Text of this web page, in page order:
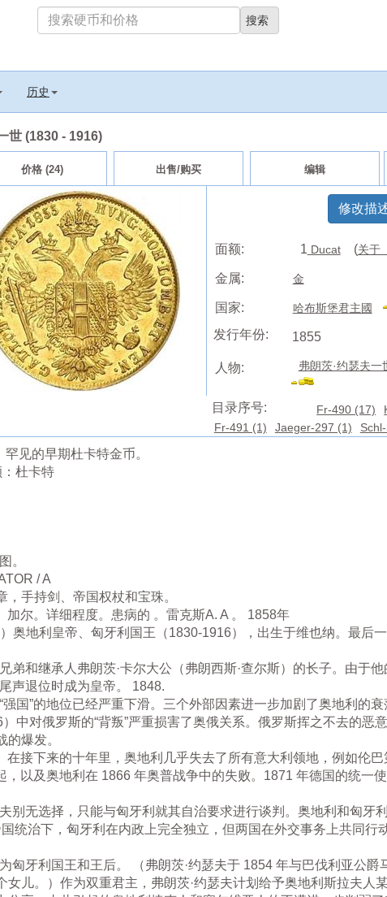
历史
世 (1830 - 1916)
价格 (24) 出售/购买 编辑
修改描
面额: 1 Ducat (关于
金属: 金
国家: 哈布斯堡君主國
发行年份: 1855
人物: 弗朗茨·约瑟夫
目录序号: Fr-490 (17)
Fr-491 (1)
Jaeger-297 (1)
见的早期杜卡特金币。
杜卡特
。
/ A
手持剑、帝国权杖和宝珠。
尔。详细程度。患病的 。雷克斯A. A 。 1858年
奥地利皇帝、匈牙利国王（1830-1916），出生于维也纳。最后
弟和继承人弗朗茨·卡尔大公（弗朗西斯·查尔斯）的长子。由于
声退位时成为皇帝。 1848.
国”的地位已经严重下滑。三个外部因素进一步加剧了奥地利的衰
对俄罗斯的“背叛”严重损害了奥俄关系。俄罗斯挥之不去的恶
爆发。
接下来的十年里，奥地利几乎失去了所有意大利领地，例如伦巴
以及奥地利在 1866 年奥普战争中的失败。1871 年德国的统一
别无选择，只能与匈牙利就其自治要求进行谈判。奥地利和匈牙
统治下，匈牙利在内政上完全独立，但两国在外交事务上共同行
匈牙利国王和王后。 （弗朗茨·约瑟夫于 1854 年与巴伐利亚公爵
儿。）作为双重君主，弗朗茨·约瑟夫计划给予奥地利斯拉夫人